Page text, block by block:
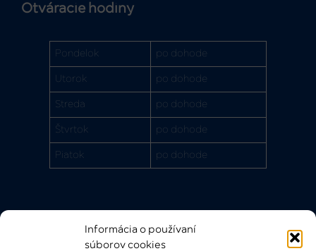
Informácia o používaní
súborov cookies
Otváracie hodiny
Pondelok po dohode
Utorok po dohode
Streda po dohode
Štvrtok po dohode
Piatok po dohode
Rýchle odkazy